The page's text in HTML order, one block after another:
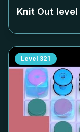
Knit Out level
Level 321